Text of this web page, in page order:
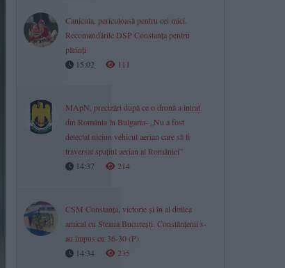
Canicula, periculoasă pentru cei mici.
Recomandările DSP Constanța pentru
părinți
15:02
111
MApN, precizări după ce o dronă a intrat
din România în Bulgaria- „Nu a fost
detectat niciun vehicul aerian care să fi
traversat spațiul aerian al României”
14:37
214
CSM Constanța, victorie și în al doilea
amical cu Steaua București. Constănțenii s-
au impus cu 36-30 (P)
14:34
235